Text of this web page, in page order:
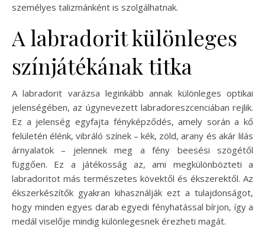
személyes talizmánként is szolgálhatnak.
A labradorit különleges
színjátékának titka
A labradorit varázsa leginkább annak különleges optikai
jelenségében, az úgynevezett labradoreszcenciában rejlik.
Ez a jelenség egyfajta fényképződés, amely során a kő
felületén élénk, vibráló színek – kék, zöld, arany és akár lilás
árnyalatok – jelennek meg a fény beesési szögétől
függően. Ez a játékosság az, ami megkülönbözteti a
labradoritot más természetes kövektől és ékszerektől. Az
ékszerkészítők gyakran kihasználják ezt a tulajdonságot,
hogy minden egyes darab egyedi fényhatással bírjon, így a
medál viselője mindig különlegesnek érezheti magát.